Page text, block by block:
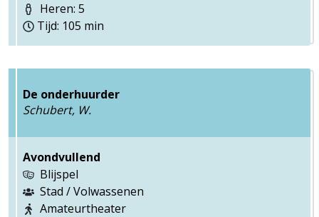
Heren: 5
Tijd: 105 min
De onderhuurder
Schubert, W.
Avondvullend
Blijspel
Stad / Volwassenen
Amateurtheater